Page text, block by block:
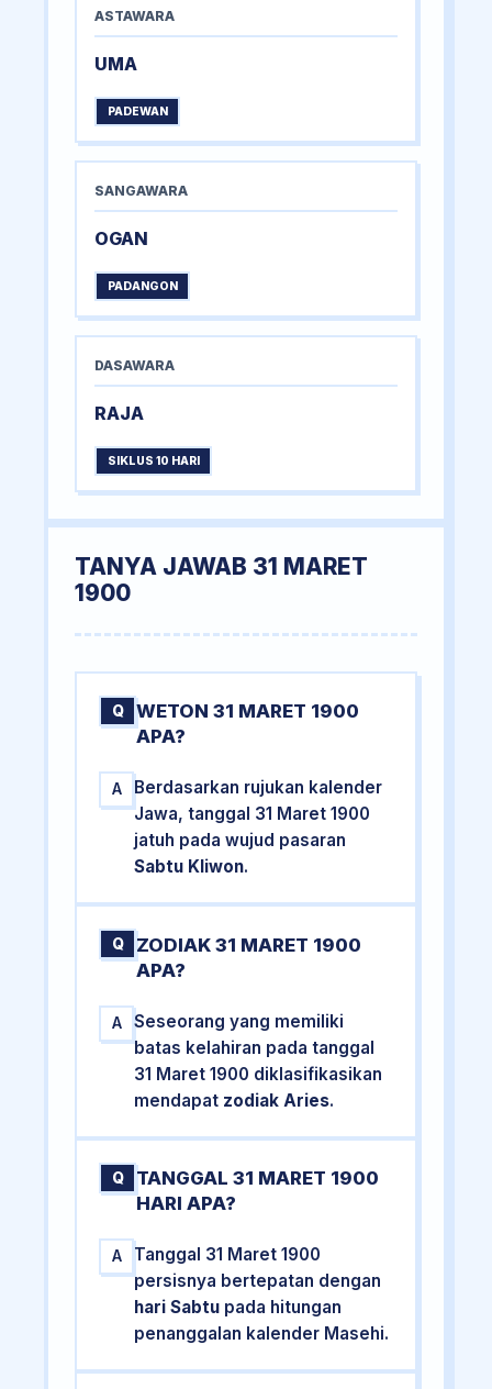
ASTAWARA
UMA
PADEWAN
SANGAWARA
OGAN
PADANGON
DASAWARA
RAJA
SIKLUS 10 HARI
TANYA JAWAB 31 MARET
1900
Q
WETON 31 MARET 1900
APA?
A
Berdasarkan rujukan kalender
Jawa, tanggal 31 Maret 1900
jatuh pada wujud pasaran
Sabtu Kliwon.
Q
ZODIAK 31 MARET 1900
APA?
A
Seseorang yang memiliki
batas kelahiran pada tanggal
31 Maret 1900 diklasifikasikan
mendapat zodiak Aries.
Q
TANGGAL 31 MARET 1900
HARI APA?
A
Tanggal 31 Maret 1900
persisnya bertepatan dengan
hari Sabtu pada hitungan
penanggalan kalender Masehi.